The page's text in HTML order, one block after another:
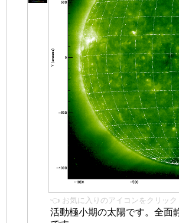
👈 お気に入りのアイコンをクリック
活動極小期の太陽です。全面